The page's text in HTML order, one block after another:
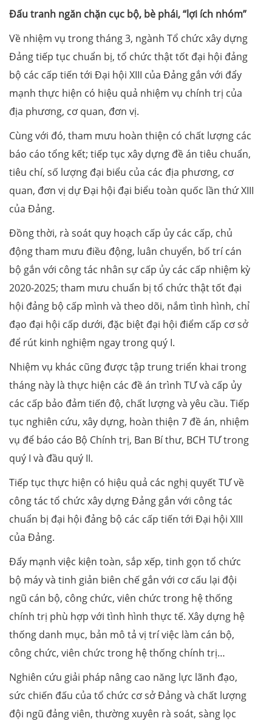
Đấu tranh ngăn chặn cục bộ, bè phái, “lợi ích nhóm”
Về nhiệm vụ trong tháng 3, ngành Tổ chức xây dựng
Đảng tiếp tục chuẩn bị, tổ chức thật tốt đại hội đảng
bộ các cấp tiến tới Đại hội XIII của Đảng gắn với đẩy
mạnh thực hiện có hiệu quả nhiệm vụ chính trị của
địa phương, cơ quan, đơn vị.
Cùng với đó, tham mưu hoàn thiện có chất lượng các
báo cáo tổng kết; tiếp tục xây dựng đề án tiêu chuẩn,
tiêu chí, số lượng đại biểu của các địa phương, cơ
quan, đơn vị dự Đại hội đại biểu toàn quốc lần thứ XIII
của Đảng.
Đồng thời, rà soát quy hoạch cấp ủy các cấp, chủ
động tham mưu điều động, luân chuyển, bố trí cán
bộ gắn với công tác nhân sự cấp ủy các cấp nhiệm kỳ
2020-2025; tham mưu chuẩn bị tổ chức thật tốt đại
hội đảng bộ cấp mình và theo dõi, nắm tình hình, chỉ
đạo đại hội cấp dưới, đặc biệt đại hội điểm cấp cơ sở
để rút kinh nghiệm ngay trong quý I.
Nhiệm vụ khác cũng được tập trung triển khai trong
tháng này là thực hiện các đề án trình TƯ và cấp ủy
các cấp bảo đảm tiến độ, chất lượng và yêu cầu. Tiếp
tục nghiên cứu, xây dựng, hoàn thiện 7 đề án, nhiệm
vụ để báo cáo Bộ Chính trị, Ban Bí thư, BCH TƯ trong
quý I và đầu quý II.
Tiếp tục thực hiện có hiệu quả các nghị quyết TƯ về
công tác tổ chức xây dựng Đảng gắn với công tác
chuẩn bị đại hội đảng bộ các cấp tiến tới Đại hội XIII
của Đảng.
Đẩy mạnh việc kiện toàn, sắp xếp, tinh gọn tổ chức
bộ máy và tinh giản biên chế gắn với cơ cấu lại đội
ngũ cán bộ, công chức, viên chức trong hệ thống
chính trị phù hợp với tình hình thực tế. Xây dựng hệ
thống danh mục, bản mô tả vị trí việc làm cán bộ,
công chức, viên chức trong hệ thống chính trị…
Nghiên cứu giải pháp nâng cao năng lực lãnh đạo,
sức chiến đấu của tổ chức cơ sở Đảng và chất lượng
đội ngũ đảng viên, thường xuyên rà soát, sàng lọc